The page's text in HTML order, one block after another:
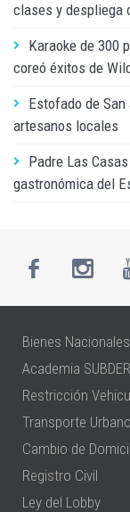
clases y despliega
Karaoke de 300
coreó éxitos de
Estofado de
artesanos locales
Padre Las
gastronómica del
Bienes Nacionales
Academia
Restricción
Transporte Urbano
Cambio de
Registro Civil
Ley del Lobby